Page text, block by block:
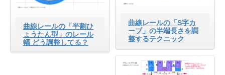
曲線レールの「半割ひ
ょうたん型」のレール
幅 どう調整してる？
曲線レールの「S字カ
ーブ」の半端長さを調
整するテクニック